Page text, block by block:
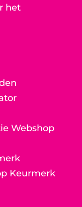
het
Webshop
Keurmerk